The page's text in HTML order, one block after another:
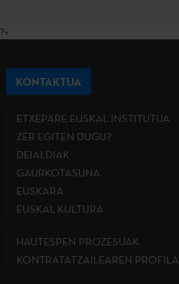
?>
KONTAKTUA
ETXEPARE EUSKAL INSTITUTUA
ZER EGITEN DUGU?
DEIALDIAK
GAURKOTASUNA
EUSKARA
EUSKAL KULTURA
HAUTESPEN PROZESUAK
KONTRATATZAILEAREN PROFILA